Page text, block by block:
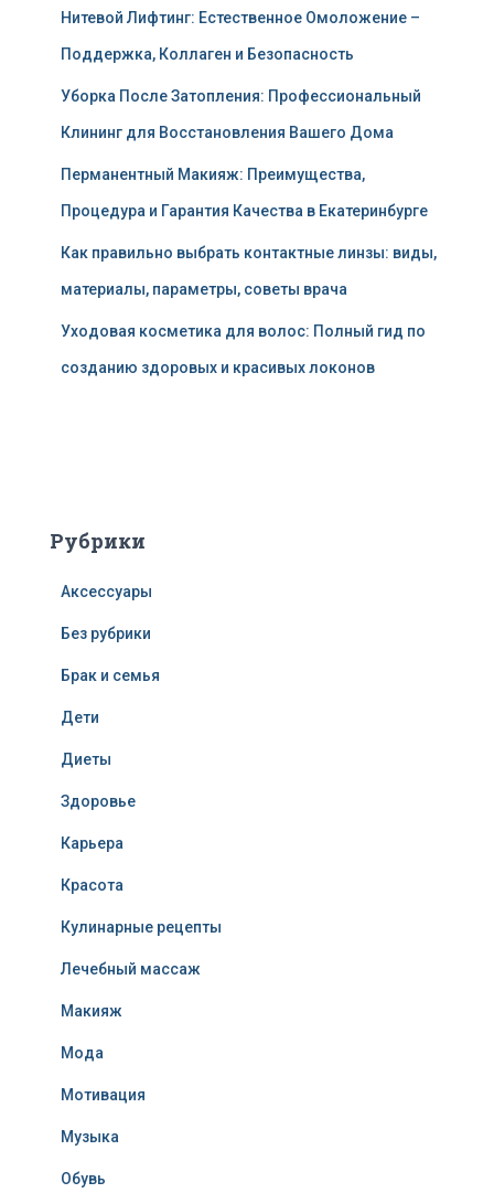
Нитевой Лифтинг: Естественное Омоложение –
Поддержка, Коллаген и Безопасность
Уборка После Затопления: Профессиональный
Клининг для Восстановления Вашего Дома
Перманентный Макияж: Преимущества,
Процедура и Гарантия Качества в Екатеринбурге
Как правильно выбрать контактные линзы: виды,
материалы, параметры, советы врача
Уходовая косметика для волос: Полный гид по
созданию здоровых и красивых локонов
Рубрики
Аксессуары
Без рубрики
Брак и семья
Дети
Диеты
Здоровье
Карьера
Красота
Кулинарные рецепты
Лечебный массаж
Макияж
Мода
Мотивация
Музыка
Обувь